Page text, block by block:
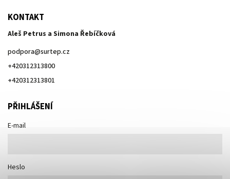
KONTAKT
Aleš Petrus a Simona Řebíčková
podpora@surtep.cz
+420312313800
+420312313801
PŘIHLÁŠENÍ
E-mail
Heslo